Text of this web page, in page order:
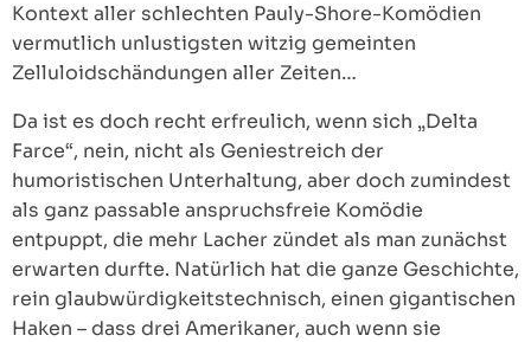
Kontext aller schlechten Pauly-Shore-Komödien
vermutlich unlustigsten witzig gemeinten
Zelluloidschändungen aller Zeiten…
Da ist es doch recht erfreulich, wenn sich „Delta
Farce“, nein, nicht als Geniestreich der
humoristischen Unterhaltung, aber doch zumindest
als ganz passable anspruchsfreie Komödie
entpuppt, die mehr Lacher zündet als man zunächst
erwarten durfte. Natürlich hat die ganze Geschichte,
rein glaubwürdigkeitstechnisch, einen gigantischen
Haken – dass drei Amerikaner, auch wenn sie